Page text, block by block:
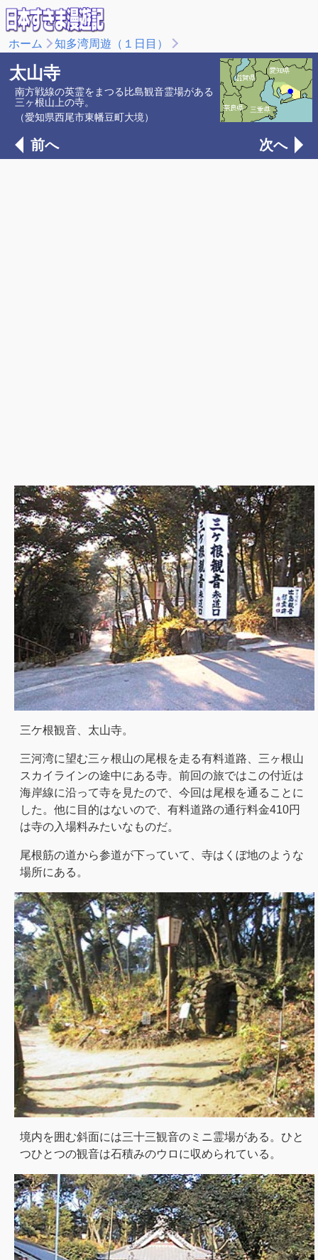
ホーム 知多湾周遊（１日目）
太山寺
南方戦線の英霊をまつる比島観音霊場がある
三ヶ根山上の寺。
（愛知県西尾市東幡豆町大境）
前へ 次へ
三ケ根観音、太山寺。
三河湾に望む三ヶ根山の尾根を走る有料道路、三ヶ根山
スカイラインの途中にある寺。前回の旅ではこの付近は
海岸線に沿って寺を見たので、今回は尾根を通ることに
した。他に目的はないので、有料道路の通行料金410円
は寺の入場料みたいなものだ。
尾根筋の道から参道が下っていて、寺はくぼ地のような
場所にある。
境内を囲む斜面には三十三観音のミニ霊場がある。ひと
つひとつの観音は石積みのウロに収められている。